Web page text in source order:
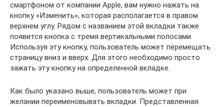
смартфоном от компании Apple, вам нужно нажать на
кнопку «Изменить», которая располагается в правом
верхнем углу. Рядом с названием этой вкладки также
появится кнопка с тремя вертикальными полосами.
Используя эту кнопку, пользователь может перемещать
страницу вниз и вверх. Для этого необходимо просто
зажать эту кнопку на определенной вкладке.
Как было указано выше, пользователь может при
желании переименовывать вкладки. Представленная